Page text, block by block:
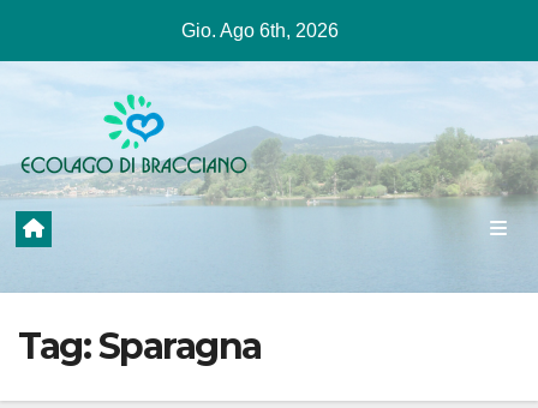
contenuto
Gio. Ago 6th, 2026
Tag:Sparagna